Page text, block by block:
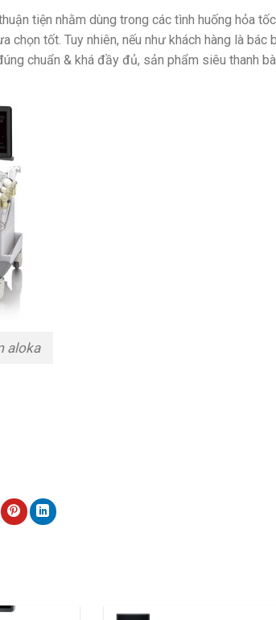
tiện nhằm dùng trong các tình huống hỏa tốc
tốt. Tuy nhiên, nếu như khách hàng là bác
chuẩn & khá đầy đủ, sản phẩm siêu thanh
aloka